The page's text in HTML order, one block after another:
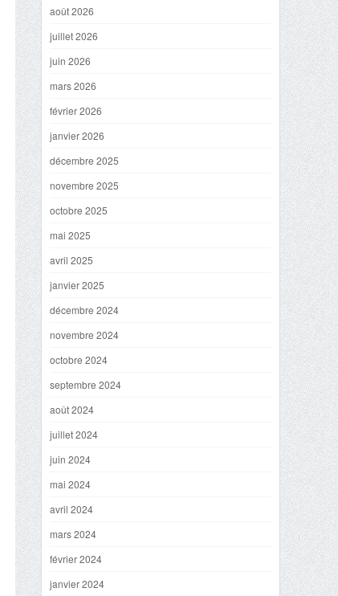
août 2026
juillet 2026
juin 2026
mars 2026
février 2026
janvier 2026
décembre 2025
novembre 2025
octobre 2025
mai 2025
avril 2025
janvier 2025
décembre 2024
novembre 2024
octobre 2024
septembre 2024
août 2024
juillet 2024
juin 2024
mai 2024
avril 2024
mars 2024
février 2024
janvier 2024